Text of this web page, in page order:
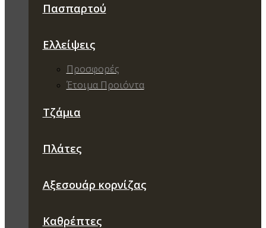
Πασπαρτού
Ελλείψεις
Προσφορές
Έτοιμα Προιόντα
Τζάμια
Πλάτες
Αξεσουάρ κορνίζας
Καθρέπτες